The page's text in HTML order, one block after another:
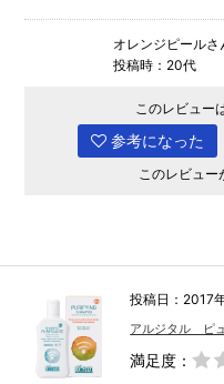
オレンジピールさ
投稿時：20代
このレビュー
参考になった
このレビュー
投稿日：2017
アルジタル ピ
満足度：